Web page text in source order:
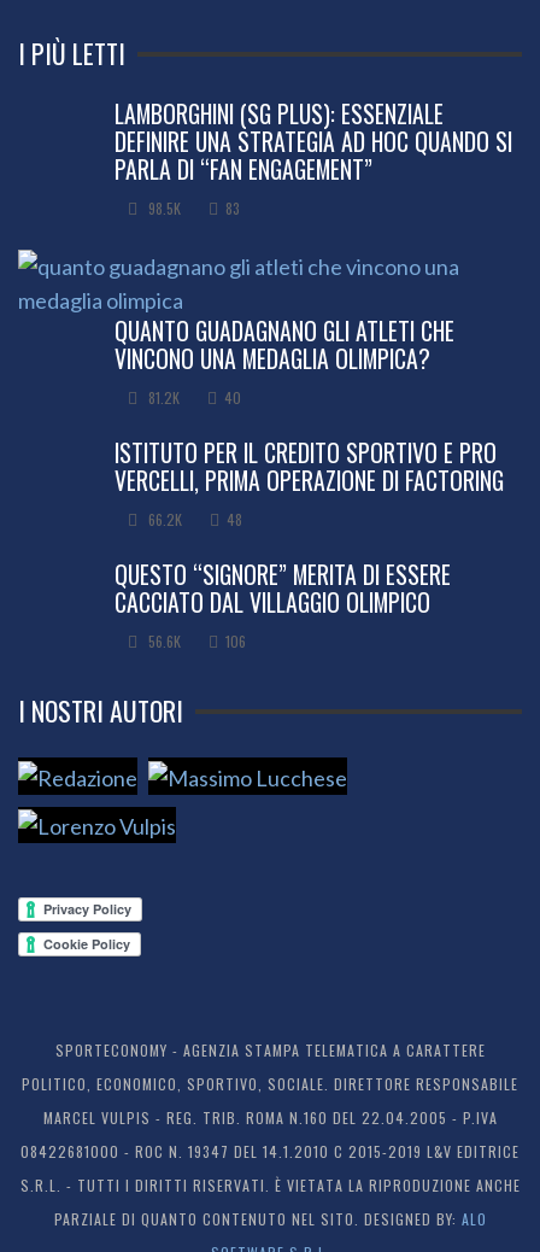
I PIÙ LETTI
LAMBORGHINI (SG PLUS): ESSENZIALE
DEFINIRE UNA STRATEGIA AD HOC QUANDO SI
PARLA DI “FAN ENGAGEMENT”
98.5K 83
QUANTO GUADAGNANO GLI ATLETI CHE
VINCONO UNA MEDAGLIA OLIMPICA?
81.2K 40
ISTITUTO PER IL CREDITO SPORTIVO E PRO
VERCELLI, PRIMA OPERAZIONE DI FACTORING
66.2K 48
QUESTO “SIGNORE” MERITA DI ESSERE
CACCIATO DAL VILLAGGIO OLIMPICO
56.6K 106
I NOSTRI AUTORI
SPORTECONOMY - AGENZIA STAMPA TELEMATICA A CARATTERE
POLITICO, ECONOMICO, SPORTIVO, SOCIALE. DIRETTORE RESPONSABILE
MARCEL VULPIS - REG. TRIB. ROMA N.160 DEL 22.04.2005 - P.IVA
08422681000 - ROC N. 19347 DEL 14.1.2010 C 2015-2019 L&V EDITRICE
S.R.L. - TUTTI I DIRITTI RISERVATI. È VIETATA LA RIPRODUZIONE ANCHE
PARZIALE DI QUANTO CONTENUTO NEL SITO. DESIGNED BY: ALO